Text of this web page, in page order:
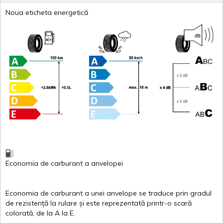
Noua eticheta energetică
Economia de carburant a anvelopei
Economia de carburant a unei anvelope se traduce prin gradul
de rezistență la rulare și este reprezentată printr-o scară
colorată, de la A la E.